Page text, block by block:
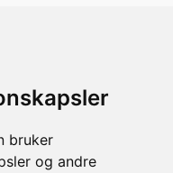
bruker
og andre